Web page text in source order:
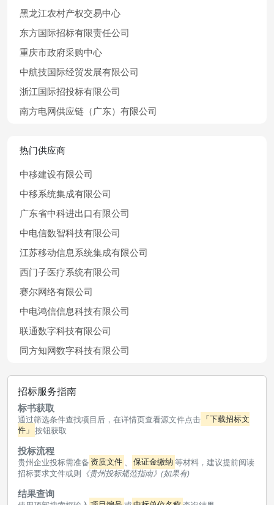
黑龙江农村产权交易中心
东方国际招标有限责任公司
重庆市政府采购中心
中航技国际经贸发展有限公司
浙江国际招投标有限公司
南方电网供应链（广东）有限公司
热门供应商
中移建设有限公司
中移系统集成有限公司
广东省中科进出口有限公司
中电信数智科技有限公司
江苏移动信息系统集成有限公司
西门子医疗系统有限公司
赛尔网络有限公司
中电鸿信信息科技有限公司
联通数字科技有限公司
同方知网数字科技有限公司
招标服务指南
标书获取
通过筛选条件查找项目后，在详情页查看源文件点击 「下载招标文
件」 按钮获取
投标流程
贵州企业投标需准备 资质文件 、 保证金缴纳 等材料，建议提前阅读
招标要求文件或则 《贵州投标规范指南》(如果有)
结果查询